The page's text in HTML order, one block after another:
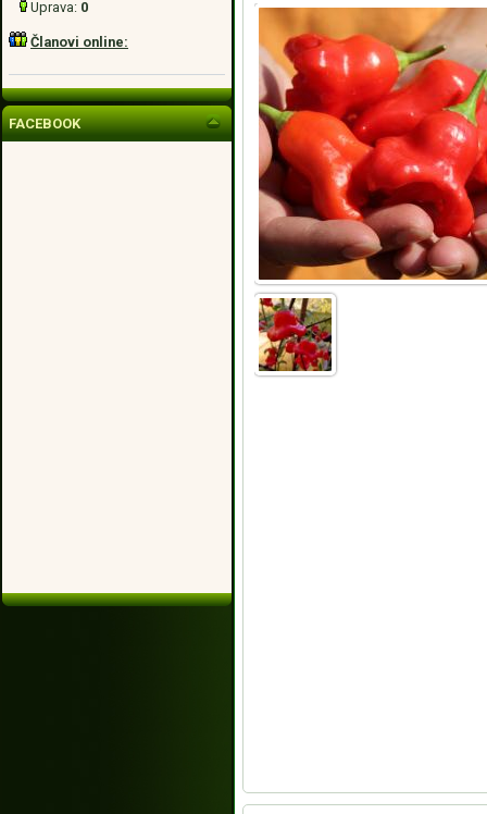
Uprava: 0
Članovi online:
FACEBOOK